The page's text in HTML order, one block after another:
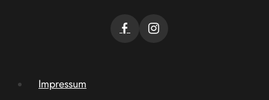
Impressum